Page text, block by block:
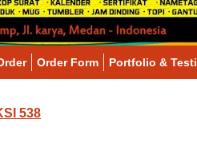
Order Form Portfolio &
538